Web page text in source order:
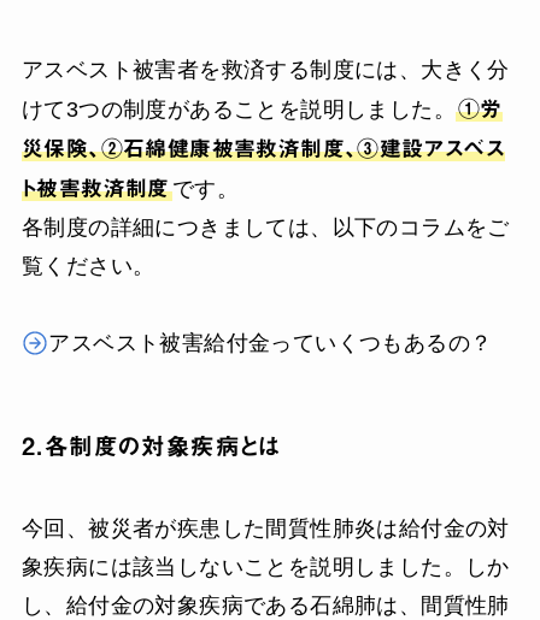
アスベスト被害者を救済する制度には、大きく分
けて3つの制度があることを説明しました。
①労
災保険、②石綿健康被害救済制度、③建設アスベス
ト被害救済制度です。
各制度の詳細につきましては、以下のコラムをご
覧ください。
アスベスト被害給付金っていくつもあるの？
2．各制度の対象疾病とは
今回、被災者が疾患した間質性肺炎は給付金の対
象疾病には該当しないことを説明しました。しか
し、給付金の対象疾病である石綿肺は、間質性肺